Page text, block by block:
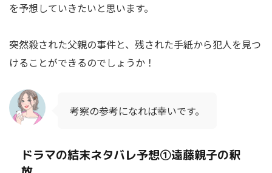
を予想していきたいと思います。
突然殺された父親の事件と、残された手紙から犯人を見つ
けることができるのでしょうか！
考察の参考になれば幸いです。
ドラマの結末ネタバレ予想①遠藤親子の釈